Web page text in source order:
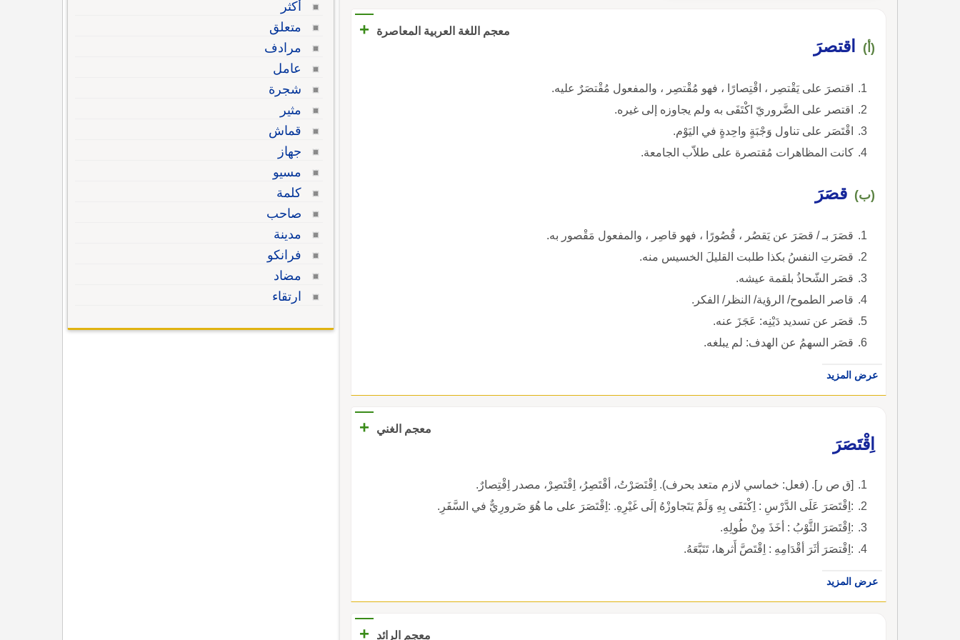
معجم اللغة العربية المعاصرة +
(أ) اقتصرَ
اقتصرَ على يَقْتصِر ، اقْتِصارًا ، فهو مُقْتصِر ، والمفعول مُقْتصَرٌ عليه.
اقتصر على الضَّروريّ اكْتَفَى به ولم يجاوزه إلى غيره.
اقْتَصَر على تناول وَجْبَةٍ واحِدةٍ في اليَوْم.
كانت المظاهرات مُقتصرة على طلاّب الجامعة.
(ب) قصَرَ
قصَرَ بـ / قصَرَ عن يَقصُر ، قُصُورًا ، فهو قاصِر ، والمفعول مَقْصور به.
قصَرتِ النفسُ بكذا طلبت القليلَ الخسيس منه.
قصَر الشّحاذُ بلقمة عيشه.
قاصر الطموح/ الرؤية/ النظر/ الفكر.
قصَر عن تسديد دَيْنِه: عَجَزَ عنه.
قصَر السهمُ عن الهدف: لم يبلغه.
عرض المزيد
معجم الغني
+
اِقْتَصَرَ
[ق ص ر]. (فعل: خماسي لازم متعد بحرف). اِقْتَصَرْتُ، أقْتَصِرُ، اِقْتَصِرْ، مصدر اِقْتِصارٌ.
:اِقْتَصَرَ عَلَى الدَّرْسِ : اِكْتَفَى بِهِ وَلَمْ يَتَجاوزْهُ إلَى غَيْرِهِ. :اِقْتَصَرَ على ما هُوَ ضَرورِيٌّ في السَّفَرِ.
:اِقْتَصَرَ الثَّوْبُ : أخَذَ مِنْ طُولِهِ.
:اِقْتصَرَ أثَرَ أقْدَامِهِ : اِقْتَصَّ أَثرها، تَتَبَّعَهُ.
عرض المزيد
معجم الرائد +
أكثر
متعلق
مرادف
عامل
شجرة
مثير
قماش
جهاز
مسيو
كلمة
صاحب
مدينة
فرانكو
مضاد
ارتقاء